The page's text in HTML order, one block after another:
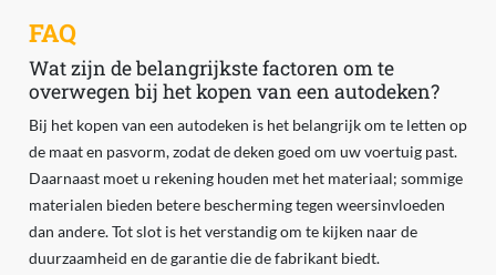
FAQ
Wat zijn de belangrijkste factoren om te
overwegen bij het kopen van een autodeken?
Bij het kopen van een autodeken is het belangrijk om te letten op
de maat en pasvorm, zodat de deken goed om uw voertuig past.
Daarnaast moet u rekening houden met het materiaal; sommige
materialen bieden betere bescherming tegen weersinvloeden
dan andere. Tot slot is het verstandig om te kijken naar de
duurzaamheid en de garantie die de fabrikant biedt.